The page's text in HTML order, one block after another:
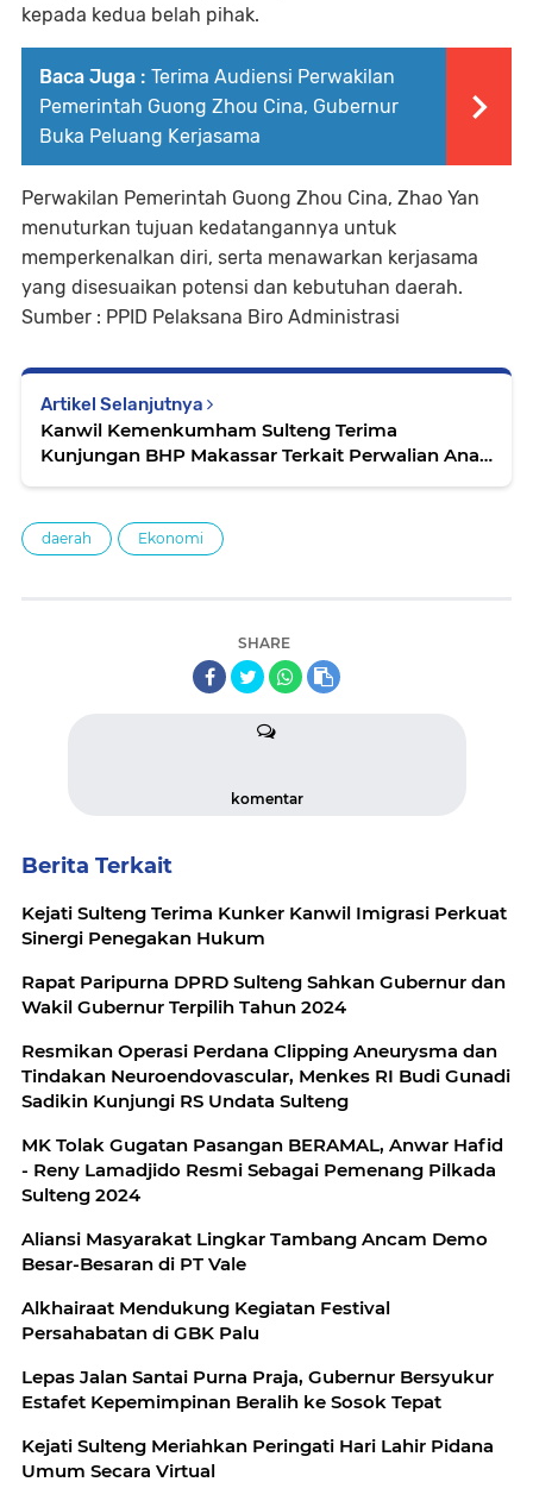
kepada kedua belah pihak.
Baca Juga : Terima Audiensi Perwakilan
Pemerintah Guong Zhou Cina, Gubernur
Buka Peluang Kerjasama
Perwakilan Pemerintah Guong Zhou Cina, Zhao Yan
menuturkan tujuan kedatangannya untuk
memperkenalkan diri, serta menawarkan kerjasama
yang disesuaikan potensi dan kebutuhan daerah.
Sumber : PPID Pelaksana Biro Administrasi
Artikel Selanjutnya
Kanwil Kemenkumham Sulteng Terima
Kunjungan BHP Makassar Terkait Perwalian Anak
daerah Ekonomi
SHARE
komentar
Berita Terkait
Kejati Sulteng Terima Kunker Kanwil Imigrasi Perkuat
Sinergi Penegakan Hukum
Rapat Paripurna DPRD Sulteng Sahkan Gubernur dan
Wakil Gubernur Terpilih Tahun 2024
Resmikan Operasi Perdana Clipping Aneurysma dan
Tindakan Neuroendovascular, Menkes RI Budi Gunadi
Sadikin Kunjungi RS Undata Sulteng
MK Tolak Gugatan Pasangan BERAMAL, Anwar Hafid
- Reny Lamadjido Resmi Sebagai Pemenang Pilkada
Sulteng 2024
Aliansi Masyarakat Lingkar Tambang Ancam Demo
Besar-Besaran di PT Vale
Alkhairaat Mendukung Kegiatan Festival
Persahabatan di GBK Palu
Lepas Jalan Santai Purna Praja, Gubernur Bersyukur
Estafet Kepemimpinan Beralih ke Sosok Tepat
Kejati Sulteng Meriahkan Peringati Hari Lahir Pidana
Umum Secara Virtual